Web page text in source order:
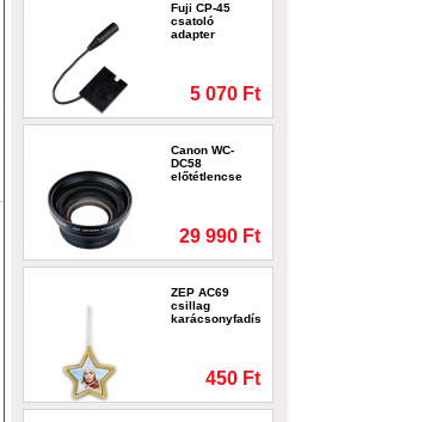
Fuji CP-45
csatoló
adapter
5 070 Ft
Canon WC-
DC58
előtétlencse
29 990 Ft
ZEP AC69
csillag
karácsonyfadísz
450 Ft